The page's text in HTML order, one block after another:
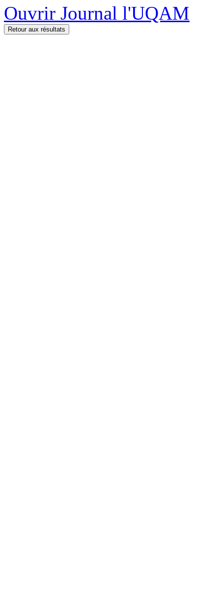
Ouvrir Journal l'UQAM
Retour aux résultats